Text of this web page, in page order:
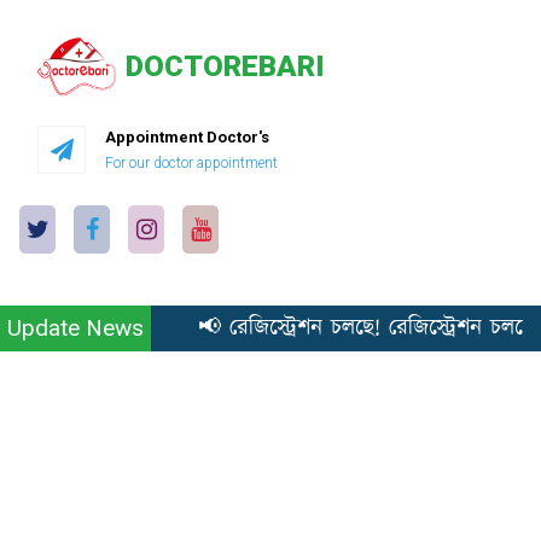
DOCTOREBARI
Appointment Doctor's
For our doctor appointment
Update News 📢 রেজিস্ট্রেশন চলছে! রেজিস্ট্রেশন